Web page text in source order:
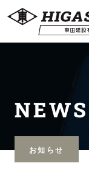
NEWS
お知らせ